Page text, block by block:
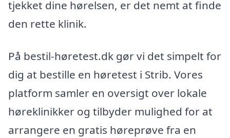
tjekket dine hørelsen, er det nemt at finde
den rette klinik.
På bestil-høretest.dk gør vi det simpelt for
dig at bestille en høretest i Strib. Vores
platform samler en oversigt over lokale
høreklinikker og tilbyder mulighed for at
arrangere en gratis høreprøve fra en